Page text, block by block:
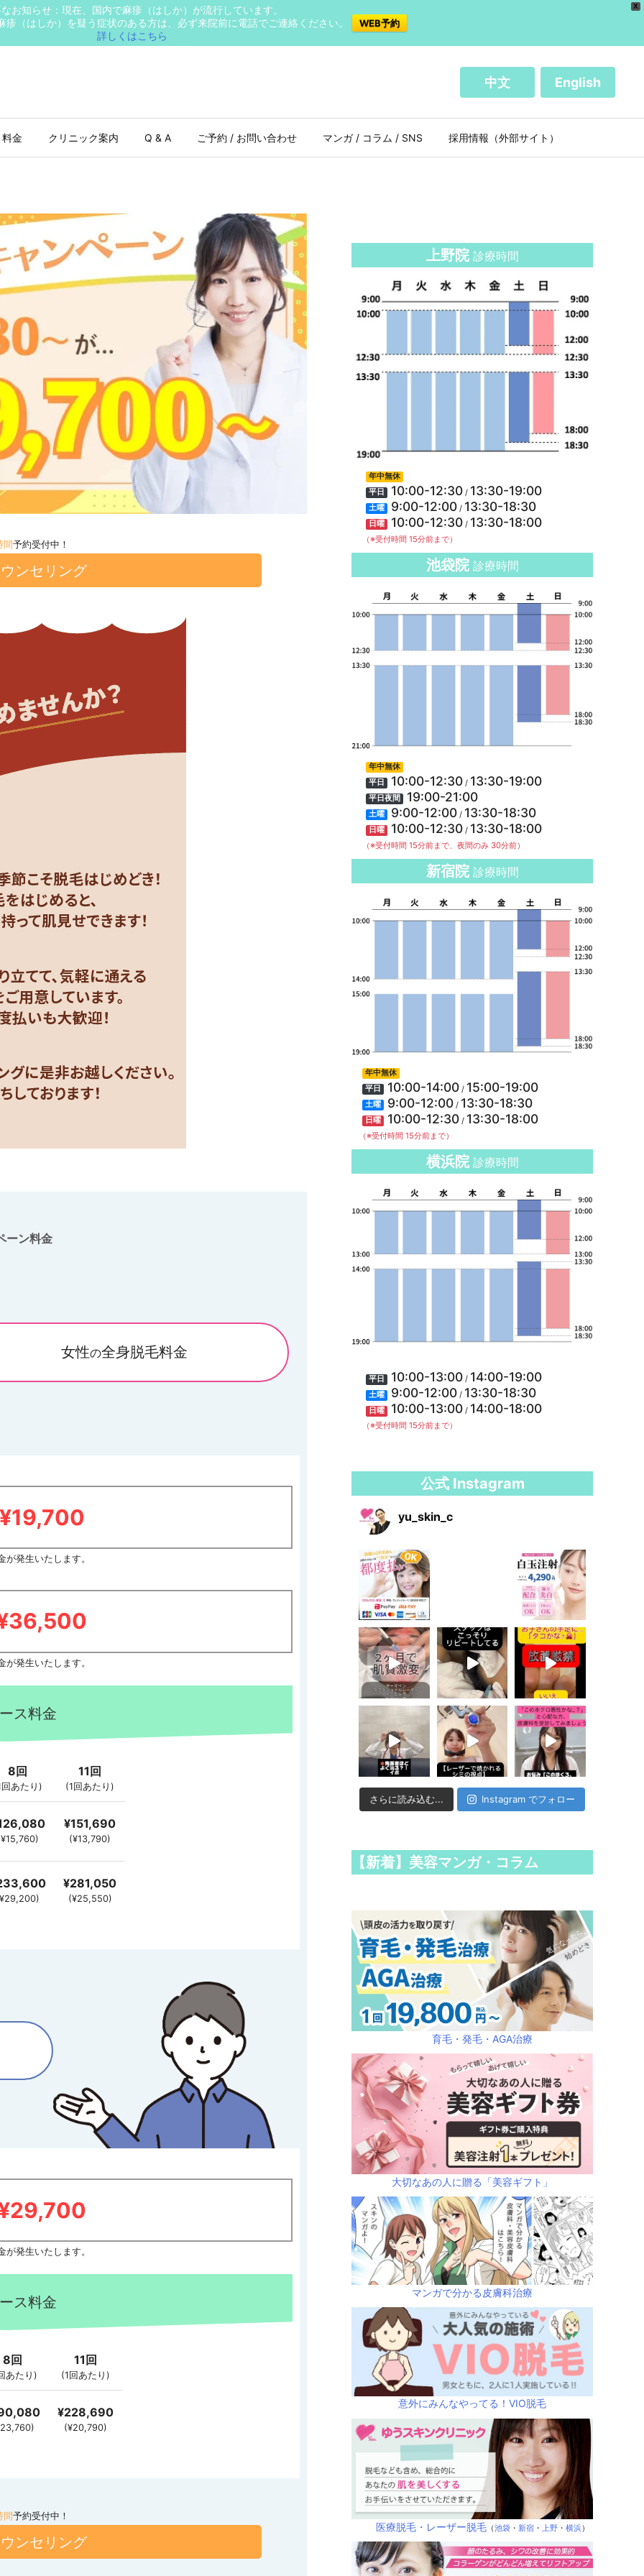
X
お知らせ：現在、国内で麻疹（はしか）が流行しています。
疹（はしか）を疑う症状のある方は、必ず来院前に電話でご連絡ください。
詳しくはこちら
WEB予約
中文 English
金 クリニック案内 Q & A ご予約 / お問い合わせ マンガ / コラム / SNS 採用情報（外部サイト）
間予約受付中！
ンセリング
ーン料金
女性の全身脱毛料金
発生いたします。
発生いたします。
ス料金
8回
あたり)
11回
(1回あたり)
¥151,690
(¥13,790)
¥281,050
(¥25,550)
発生いたします。
ス料金
8回
あたり)
11回
(1回あたり)
¥228,690
(¥20,790)
間予約受付中！
ンセリング
上野院 診療時間
年中無休
平日
10:00-12:30 / 13:30-19:00
土曜 9:00-12:00 / 13:30-18:30
日曜 10:00-12:30 / 13:30-18:00
（※受付時間 15分前まで）
池袋院 診療時間
年中無休
平日
10:00-12:30 / 13:30-19:00
平日夜間 19:00-21:00
土曜 9:00-12:00 / 13:30-18:30
日曜 10:00-12:30 / 13:30-18:00
（※受付時間 15分前まで、夜間のみ 30分前）
新宿院 診療時間
年中無休
平日
10:00-14:00 / 15:00-19:00
土曜 9:00-12:00 / 13:30-18:30
日曜 10:00-12:30 / 13:30-18:00
（※受付時間 15分前まで）
横浜院 診療時間
平日 10:00-13:00 / 14:00-19:00
土曜 9:00-12:00 / 13:30-18:30
日曜 10:00-13:00 / 14:00-18:00
（※受付時間 15分前まで）
公式 Instagram
yu_skin_c
さらに読み込む... Instagram でフォロー
【新着】美容マンガ・コラム
育毛・発毛・AGA治療
大切なあの人に贈る「美容ギフト」
マンガで分かる皮膚科治療
意外にみんなやってる！VIO脱毛
医療脱毛・レーザー脱毛（池袋・ 新宿・ 上野・ 横浜）